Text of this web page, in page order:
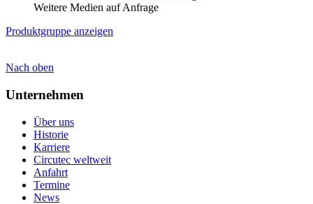
Weitere Medien auf Anfrage
Produktgruppe anzeigen
Nach oben
Unternehmen
Über uns
Historie
Karriere
Circutec weltweit
Anfahrt
Termine
News